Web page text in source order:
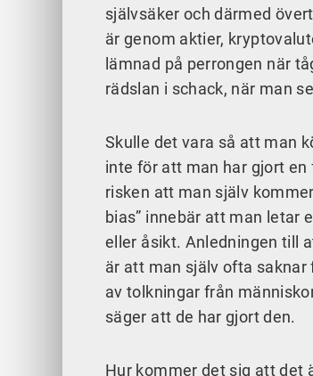
självsäker och därmed
är genom aktier,
lämnad på perrongen när
rädslan i schack, när man
Skulle det vara så att man
inte för att man har gjort
risken att man själv
bias” innebär att man letar
eller åsikt. Anledningen till
är att man själv ofta
av tolkningar från
säger att de har gjort den.
Hur kommer det sig att det